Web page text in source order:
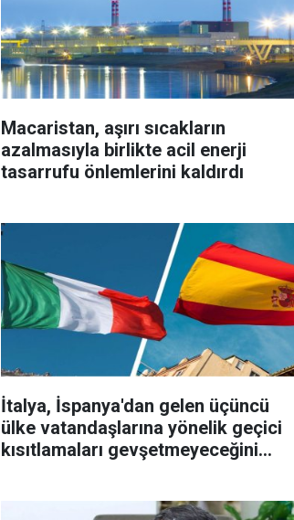
Macaristan, aşırı sıcakların
azalmasıyla birlikte acil enerji
tasarrufu önlemlerini kaldırdı
İtalya, İspanya'dan gelen üçüncü
ülke vatandaşlarına yönelik geçici
kısıtlamaları gevşetmeyeceğini